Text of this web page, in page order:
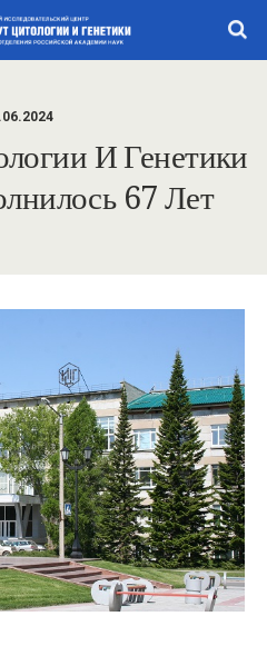
И Генетики
67 Лет